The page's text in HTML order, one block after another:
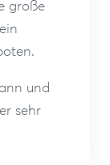
große
und
sehr